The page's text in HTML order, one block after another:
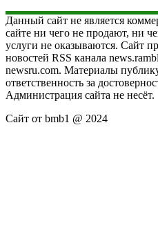
Данный сайт не является
сайте ни чего не продают, ни
услуги не оказываются. Сайт
новостей RSS канала
newsru.com. Материалы
ответственность за
Администрация сайта не несёт.
Сайт от bmb1 @ 2024